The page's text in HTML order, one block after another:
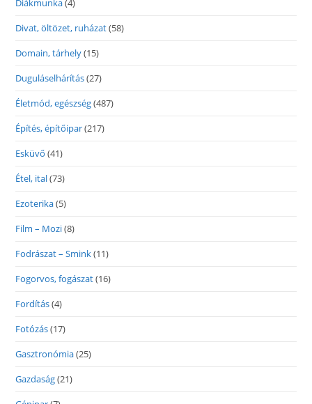
Diákmunka(4)
Divat, öltözet, ruházat(58)
Domain, tárhely(15)
Duguláselhárítás(27)
Életmód, egészség(487)
Építés, építőipar(217)
Esküvő (41)
Étel, ital(73)
Ezoterika(5)
Film – Mozi(8)
Fodrászat – Smink(11)
Fogorvos, fogászat(16)
Fordítás(4)
Fotózás(17)
Gasztronómia(25)
Gazdaság(21)